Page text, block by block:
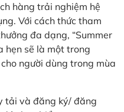
hàng trải nghiệm hệ
Với cách thức tham
đa dạng, “Summer
hẹn sẽ là một trong
người dùng trong mùa
tải và đăng ký/ đăng